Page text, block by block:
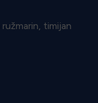
ružmarin, timijan